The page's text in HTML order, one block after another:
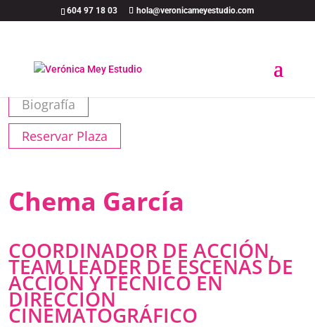
604 97 18 03 hola@veronicameyestudio.com
Biografía
Reservar Plaza
Chema García
COORDINADOR DE ACCIÓN,
TEAM LEADER DE ESCENAS DE
ACCIÓN Y TÉCNICO EN
DIRECCIÓN
CINEMATOGRÁFICO